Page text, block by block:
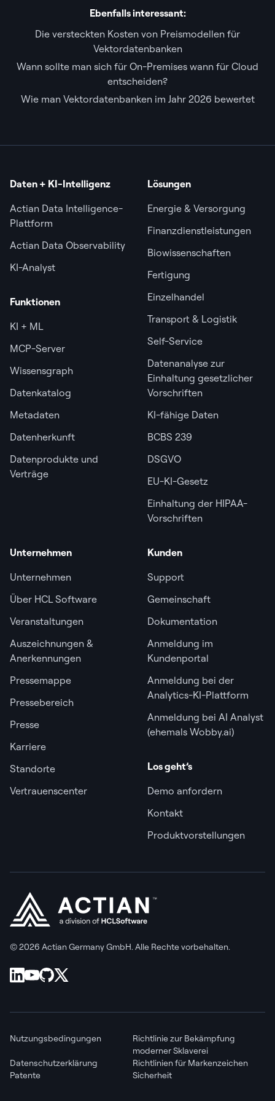
Ebenfalls interessant:
Die versteckten Kosten von Preismodellen für
Vektordatenbanken
Wann sollte man sich für On-Premises wann für Cloud
entscheiden?
Wie man Vektordatenbanken im Jahr 2026 bewertet
Daten + KI-Intelligenz
Actian Data Intelligence-
Plattform
Actian Data Observability
KI-Analyst
Funktionen
KI + ML
MCP-Server
Wissensgraph
Datenkatalog
Metadaten
Datenherkunft
Datenprodukte und
Verträge
Lösungen
Energie & Versorgung
Finanzdienstleistungen
Biowissenschaften
Fertigung
Einzelhandel
Transport & Logistik
Self-Service
Datenanalyse zur
Einhaltung gesetzlicher
Vorschriften
KI-fähige Daten
BCBS 239
DSGVO
EU-KI-Gesetz
Einhaltung der HIPAA-
Vorschriften
Unternehmen
Unternehmen
Über HCL Software
Veranstaltungen
Auszeichnungen &
Anerkennungen
Pressemappe
Pressebereich
Presse
Karriere
Standorte
Vertrauenscenter
Kunden
Support
Gemeinschaft
Dokumentation
Anmeldung im
Kundenportal
Anmeldung bei der
Analytics-KI-Plattform
Anmeldung bei AI Analyst
(ehemals Wobby.ai)
Los geht’s
Demo anfordern
Kontakt
Produktvorstellungen
© 2026 Actian Germany GmbH. Alle Rechte vorbehalten.
Nutzungsbedingungen
Richtlinie zur Bekämpfung
moderner Sklaverei
Datenschutzerklärung
Richtlinien für Markenzeichen
Patente
Sicherheit